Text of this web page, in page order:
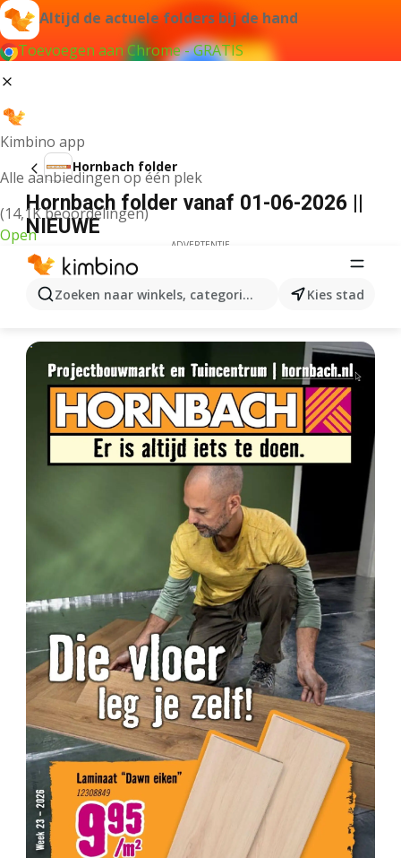
Altijd de actuele folders bij de hand
Toevoegen aan Chrome - GRATIS
Kimbino app
Alle aanbiedingen op één plek
(14,1K beoordelingen)
Open
Zoeken naar winkels, categorieën, producten...
Kies stad
Hornbach folder
Hornbach folder vanaf 01-06-2026 ||
NIEUWE
ADVERTENTIE